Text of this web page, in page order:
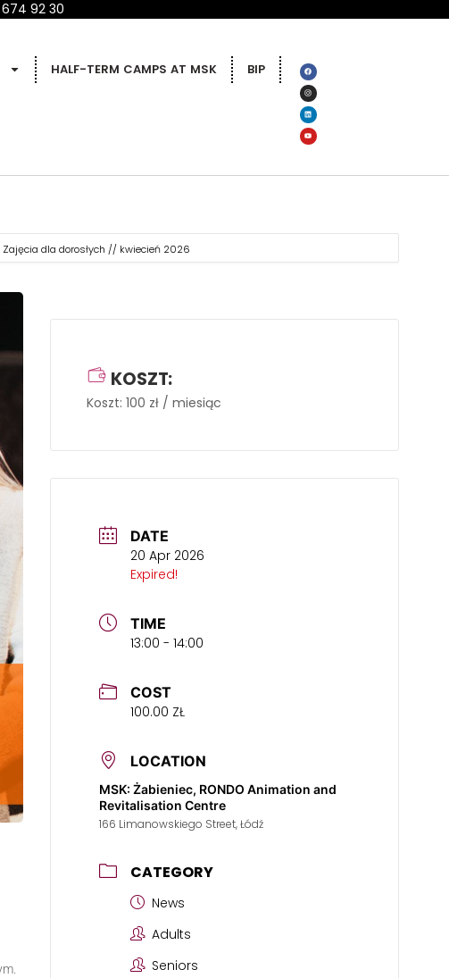
92 30
HALF-TERM CAMPS AT MSK BIP
dla dorosłych // kwiecień 2026
DATE
20 Apr 2026
Expired!
TIME
13:00 - 14:00
COST
100.00 ZŁ
LOCATION
MSK: Żabieniec, RONDO Animation and
Revitalisation Centre
166 Limanowskiego Street, Łódź
CATEGORY
News
Adults
Seniors
KOSZT:
Koszt: 100 zł / miesiąc